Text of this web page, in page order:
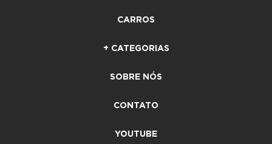
CARROS
+ CATEGORIAS
SOBRE NÓS
CONTATO
YOUTUBE